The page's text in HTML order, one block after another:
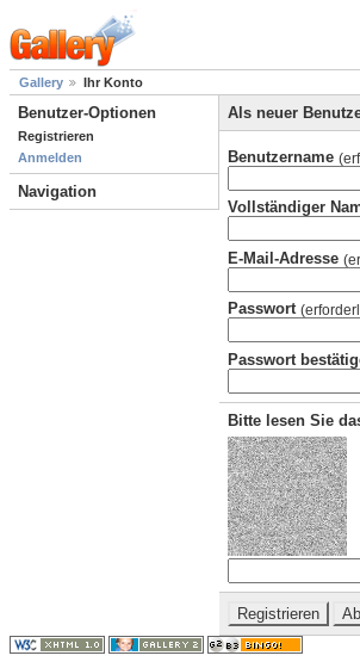
Gallery Ihr Konto
Benutzer-Optionen
Registrieren
Anmelden
Navigation
Als neuer
Benutzername
Vollständiger
E-Mail-Adresse
Passwort
Passwort
Bitte lesen Sie